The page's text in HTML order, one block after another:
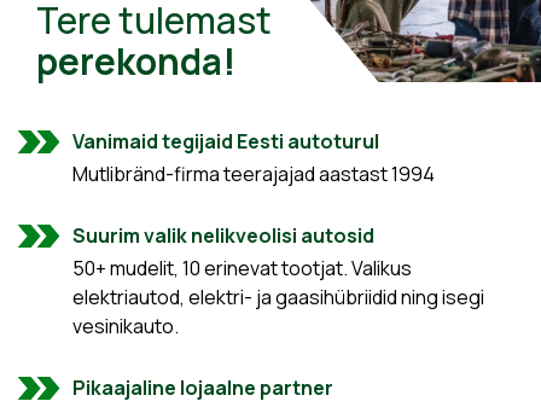
Tere tulemast
perekonda!
Vanimaid tegijaid Eesti autoturul
Mutlibränd-firma teerajajad aastast 1994
Suurim valik nelikveolisi autosid
50+ mudelit, 10 erinevat tootjat. Valikus
elektriautod, elektri- ja gaasihübriidid ning isegi
vesinikauto.
Pikaajaline lojaalne partner